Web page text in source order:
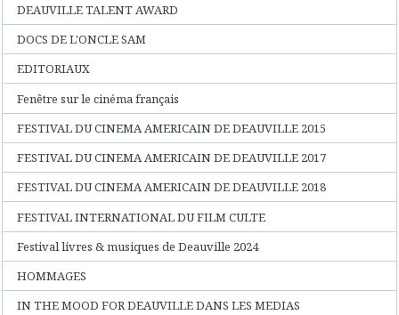
DEAUVILLE TALENT AWARD
DOCS DE L'ONCLE SAM
EDITORIAUX
Fenêtre sur le cinéma français
FESTIVAL DU CINEMA AMERICAIN DE DEAUVILLE 2015
FESTIVAL DU CINEMA AMERICAIN DE DEAUVILLE 2017
FESTIVAL DU CINEMA AMERICAIN DE DEAUVILLE 2018
FESTIVAL INTERNATIONAL DU FILM CULTE
Festival livres & musiques de Deauville 2024
HOMMAGES
IN THE MOOD FOR DEAUVILLE DANS LES MEDIAS